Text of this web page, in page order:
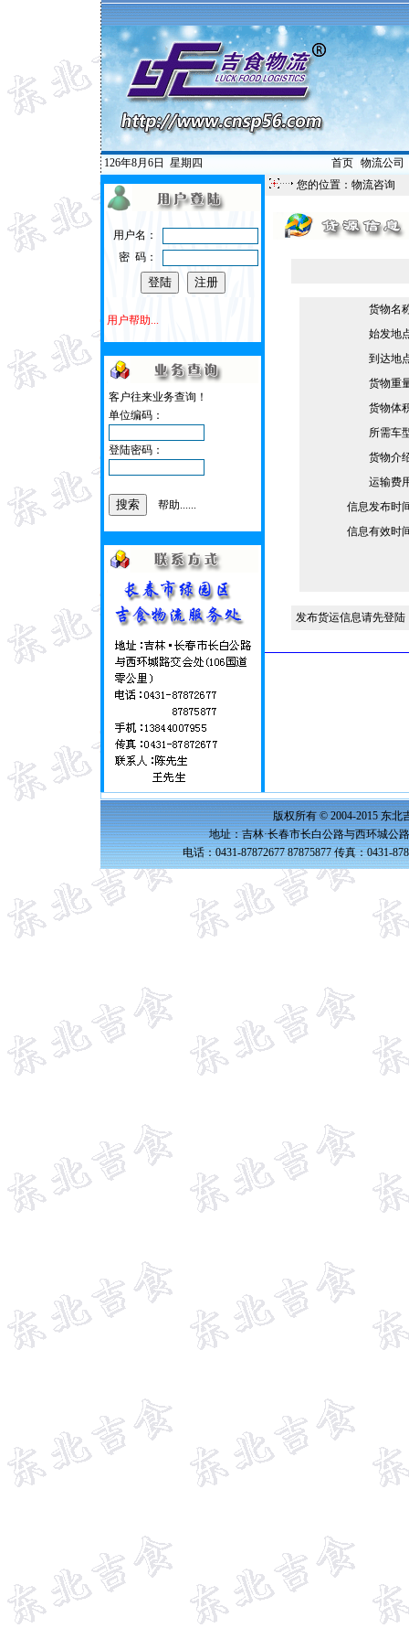
126年8月6日 星期四 首页| 物流公司
用户名：
密 码：
用户帮助...
客户往来业务查询！
单位编码：
登陆密码：
帮助......
您的位置：物流咨询
货物名
始发地
到达地
货物重
货物体
所需车
货物介
运输费
信息发布时
信息有效时
发布货运信息请先登
版权所有 © 2004-2015 东北
地址：吉林·长春市长白公路与西环城公
电话：0431-87872677 87875877 传真：0431-